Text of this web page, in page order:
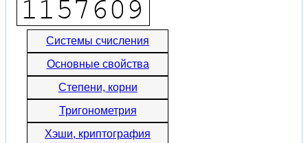
Системы счисления
Основные свойства
Степени, корни
Тригонометрия
Хэши, криптография